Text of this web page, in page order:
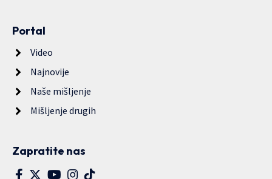
Portal
Video
Najnovije
Naše mišljenje
Mišljenje drugih
Zapratite nas